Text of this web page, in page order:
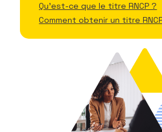
Qu'est-ce que le titre RNCP ?
Comment obtenir un titre